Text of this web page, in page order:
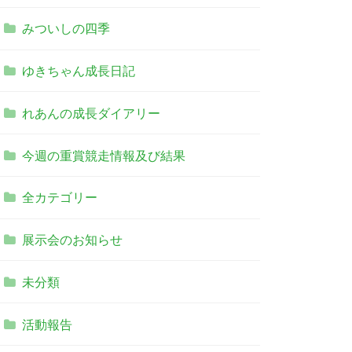
みついしの四季
ゆきちゃん成長日記
れあんの成長ダイアリー
今週の重賞競走情報及び結果
全カテゴリー
展示会のお知らせ
未分類
活動報告